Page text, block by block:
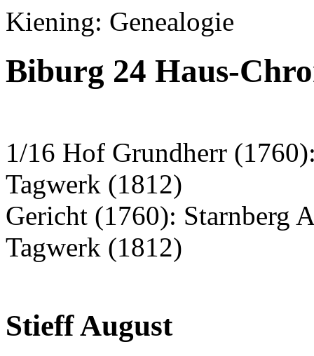
Kiening: Genealogie
Biburg 24 Haus-
1/16 Hof Grundherr
Tagwerk (1812)
Gericht (1760): Starnberg
Tagwerk (1812)
Stieff August